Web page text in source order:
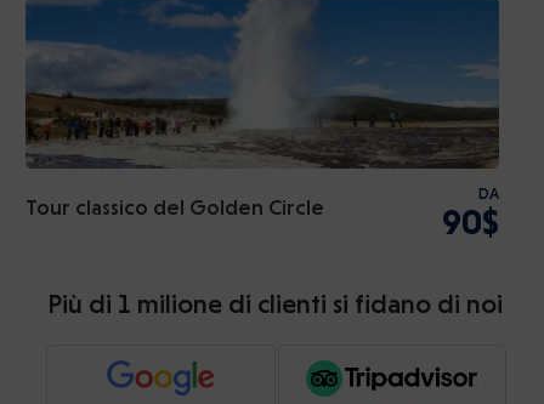
Tour classico del Golden Circle
DA
90$
Più di 1 milione di clienti si fidano di noi